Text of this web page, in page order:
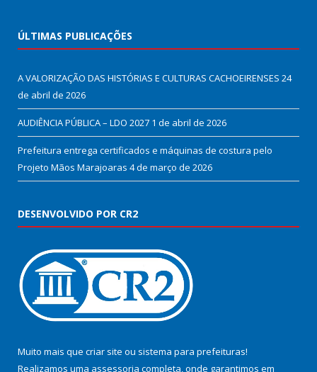
ÚLTIMAS PUBLICAÇÕES
A VALORIZAÇÃO DAS HISTÓRIAS E CULTURAS CACHOEIRENSES 24
de abril de 2026
AUDIÊNCIA PÚBLICA – LDO 2027 1 de abril de 2026
Prefeitura entrega certificados e máquinas de costura pelo
Projeto Mãos Marajoaras 4 de março de 2026
DESENVOLVIDO POR CR2
Muito mais que criar site ou sistema para prefeituras!
Realizamos uma assessoria completa, onde garantimos em